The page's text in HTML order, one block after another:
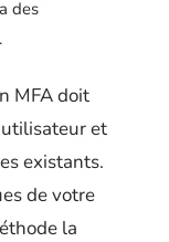
des
MFA doit
utilisateur et
existants.
de votre
la